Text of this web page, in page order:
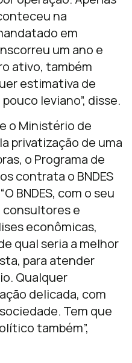
na
em
um ano e
ativo, também
estimativa de
leviano”, disse.
o Ministério de
privatização de uma
o Programa de
contrata o BNDES
BNDES, com o seu
e
econômicas,
qual seria a melhor
para atender
Qualquer
delicada, com
Tem que
também”,